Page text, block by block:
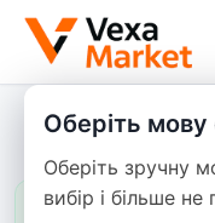
Оберіть мову
Оберіть зручну
вибір і більше
Tesla Model:
Ціни в цій